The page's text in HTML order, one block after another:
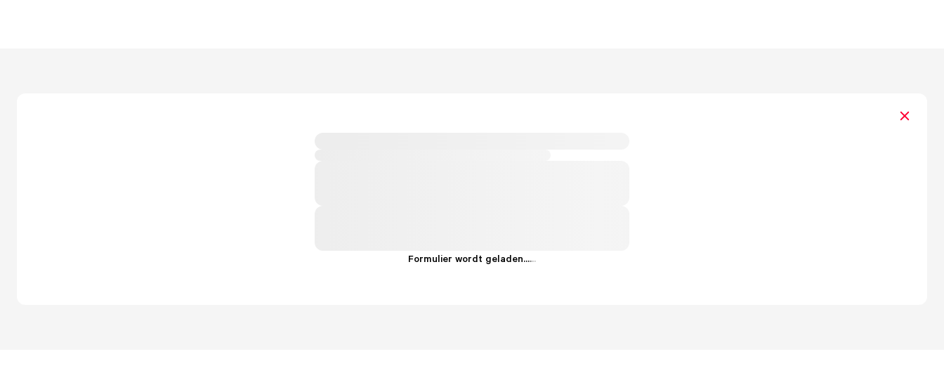
Formulier wordt geladen......